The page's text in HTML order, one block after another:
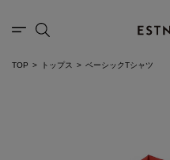
TOP トップス ベーシックTシャツ